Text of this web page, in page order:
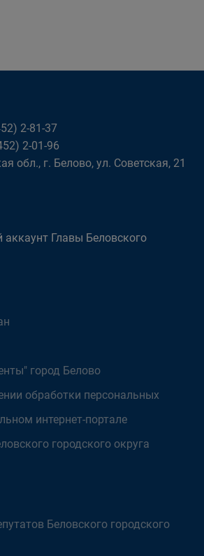
2-81-37
2-01-96
обл., г. Белово, ул. Советская, 21
Главы Беловского
город Белово
обработки персональных
интернет-портале
городского округа
Беловского городского